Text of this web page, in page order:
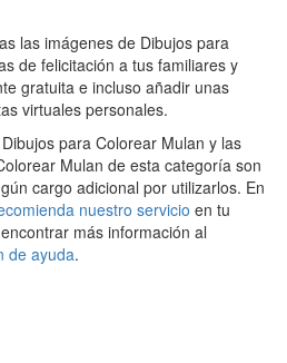
las imágenes de Dibujos para
de felicitación a tus familiares y
gratuita e incluso añadir unas
virtuales personales.
para Colorear Mulan y las
Mulan de esta categoría son
cargo adicional por utilizarlos. En
nuestro servicio en tu
más información al
de ayuda.